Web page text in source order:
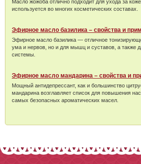
Масло жожоба отлично подходит для ухода за
используется во многих косметических составах.
Эфирное масло базилика – свойства и
Эфирное масло базилика — отличное
ума и нервов, но и для мышц и суставов, а также
системы.
Эфирное масло мандарина – свойства и
Мощный антидепрессант, как и большинство
мандарина возглавляет список для повышения
самых безопасных ароматических масел.